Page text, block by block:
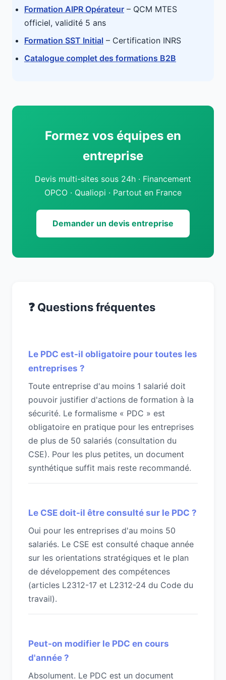
Formation AIPR Opérateur – QCM MTES
officiel, validité 5 ans
Formation SST Initial – Certification INRS
Catalogue complet des formations B2B
Formez vos équipes en
entreprise
Devis multi-sites sous 24h · Financement
OPCO · Qualiopi · Partout en France
Demander un devis entreprise
❓ Questions fréquentes
Le PDC est-il obligatoire pour toutes les
entreprises ?
Toute entreprise d'au moins 1 salarié doit
pouvoir justifier d'actions de formation à la
sécurité. Le formalisme « PDC » est
obligatoire en pratique pour les entreprises
de plus de 50 salariés (consultation du
CSE). Pour les plus petites, un document
synthétique suffit mais reste recommandé.
Le CSE doit-il être consulté sur le PDC ?
Oui pour les entreprises d'au moins 50
salariés. Le CSE est consulté chaque année
sur les orientations stratégiques et le plan
de développement des compétences
(articles L2312-17 et L2312-24 du Code du
travail).
Peut-on modifier le PDC en cours
d'année ?
Absolument. Le PDC est un document